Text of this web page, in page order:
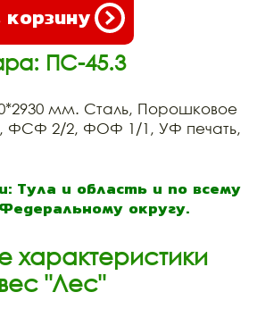
ПС-45.3
мм. Сталь, Порошковое
ФСФ 2/2, ФОФ 1/1, УФ печать,
Тула и область и по всему
округу.
характеристики
"Лес"